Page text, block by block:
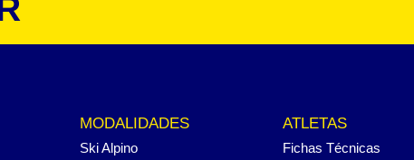
MODALIDADES
Ski Alpino
ATLETAS
Fichas Técnicas